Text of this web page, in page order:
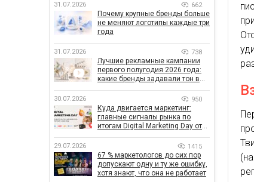
31.07.2026 662
Почему крупные бренды больше
не меняют логотипы каждые три
года
31.07.2026 738
Лучшие рекламные кампании
первого полугодия 2026 года:
какие бренды задавали тон в
30.07.2026 950
Куда двигается маркетинг:
главные сигналы рынка по
итогам Digital Marketing Day от
29.07.2026 1415
67 % маркетологов до сих пор
допускают одну и ту же ошибку,
хотя знают, что она не работает